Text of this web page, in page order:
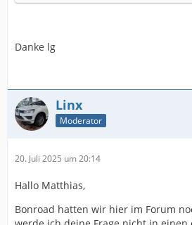
Danke lg
Linx
Moderator
20. Juli 2025 um 20:14
Hallo Matthias,
Bonroad hatten wir hier im Forum